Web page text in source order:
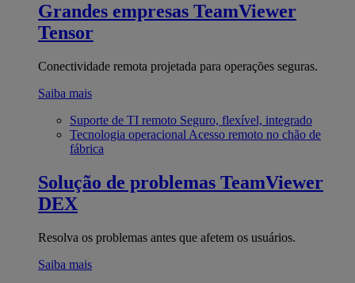
Grandes empresas TeamViewer
Tensor
Conectividade remota projetada para operações seguras.
Saiba mais
Suporte de TI remoto Seguro, flexível, integrado
Tecnologia operacional Acesso remoto no chão de
fábrica
Solução de problemas TeamViewer
DEX
Resolva os problemas antes que afetem os usuários.
Saiba mais